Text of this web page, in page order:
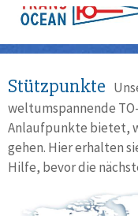
Stützpunkte
weltumspannende
Anlaufpunkte bietet,
gehen. Hier erhalten
Hilfe, bevor die